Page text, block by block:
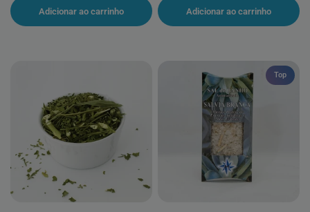
Adicionar ao carrinho Adicionar ao carrinho
Top